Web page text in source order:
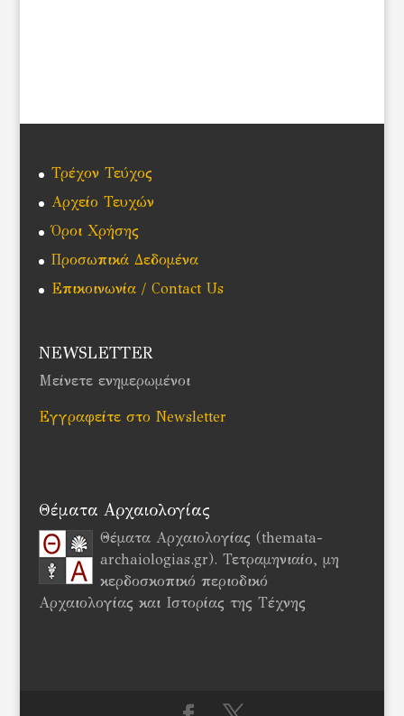
Τρέχον Τεύχος
Αρχείο Τευχών
Όροι Χρήσης
Προσωπικά Δεδομένα
Επικοινωνία / Contact Us
NEWSLETTER
Μείνετε ενημερωμένοι
Εγγραφείτε στο Newsletter
Θέματα Αρχαιολογίας
Θέματα Αρχαιολογίας (themata-
archaiologias.gr). Τετραμηνιαίο, μη
κερδοσκοπικό περιοδικό
Αρχαιολογίας και Ιστορίας της Τέχνης